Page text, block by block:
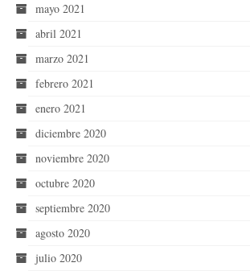
mayo 2021
abril 2021
marzo 2021
febrero 2021
enero 2021
diciembre 2020
noviembre 2020
octubre 2020
septiembre 2020
agosto 2020
julio 2020